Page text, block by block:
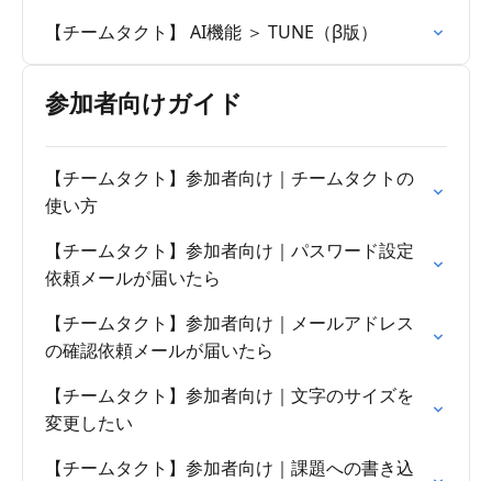
【チームタクト】 AI機能 ＞ TUNE（β版）
参加者向けガイド
【チームタクト】参加者向け｜チームタクトの
使い方
【チームタクト】参加者向け｜パスワード設定
依頼メールが届いたら
【チームタクト】参加者向け｜メールアドレス
の確認依頼メールが届いたら
【チームタクト】参加者向け｜文字のサイズを
変更したい
【チームタクト】参加者向け｜課題への書き込